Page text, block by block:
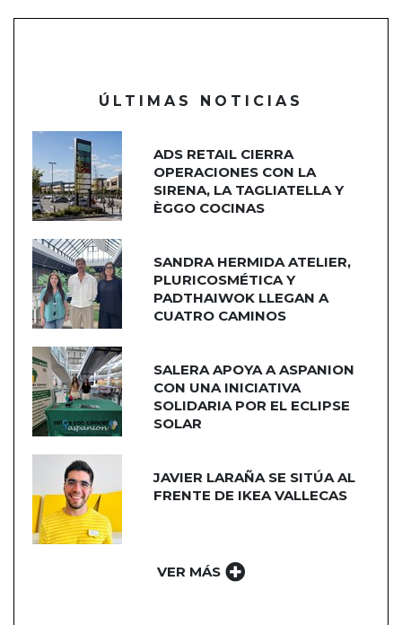
ÚLTIMAS NOTICIAS
ADS RETAIL CIERRA
OPERACIONES CON LA
SIRENA, LA TAGLIATELLA Y
ÈGGO COCINAS
SANDRA HERMIDA ATELIER,
PLURICOSMÉTICA Y
PADTHAIWOK LLEGAN A
CUATRO CAMINOS
SALERA APOYA A ASPANION
CON UNA INICIATIVA
SOLIDARIA POR EL ECLIPSE
SOLAR
JAVIER LARAÑA SE SITÚA AL
FRENTE DE IKEA VALLECAS
VER MÁS